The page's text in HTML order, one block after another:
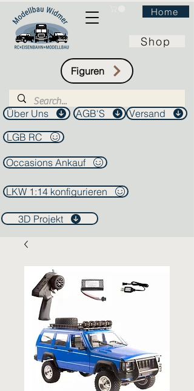
Home
Shop
Figuren
Über Uns AGB'S
Versand
LGB RC
Occasions Ankauf
LKW 1:14 konfigurieren
3D Projekt